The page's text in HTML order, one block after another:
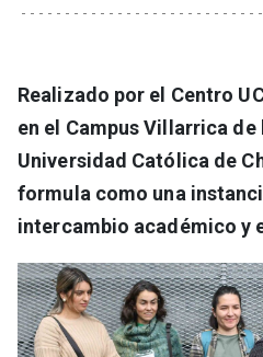
Realizado por el Centro
en el Campus Villarrica
Universidad Católica de
formula como una
intercambio académico y